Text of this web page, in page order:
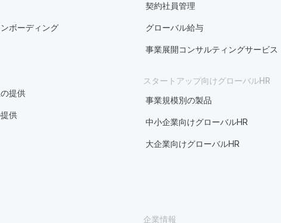
ボーディング
提供
供
契約社員管理
グローバル給与
事業展開コンサルティングサービス
スタートアップ向けグローバルHR
事業規模別の製品
中小企業向けグローバルHR
大企業向けグローバルHR
企業情報